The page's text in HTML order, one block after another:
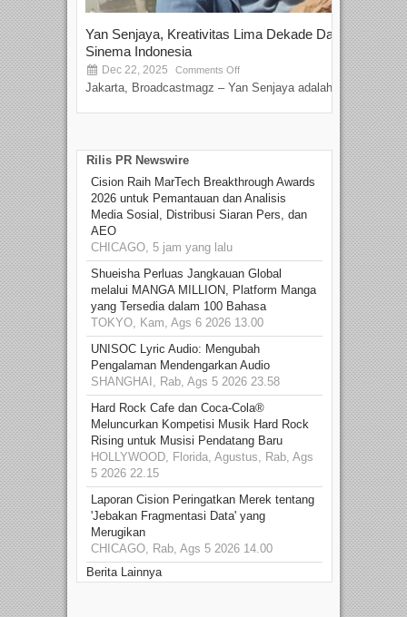
Yan Senjaya, Kreativitas Lima Dekade Dalam
Sinema Indonesia
Dec 22, 2025 Comments Off
Jakarta, Broadcastmagz – Yan Senjaya adalah...
Rilis PR Newswire
Cision Raih MarTech Breakthrough Awards
2026 untuk Pemantauan dan Analisis
Media Sosial, Distribusi Siaran Pers, dan
AEO
CHICAGO, 5 jam yang lalu
Shueisha Perluas Jangkauan Global
melalui MANGA MILLION, Platform Manga
yang Tersedia dalam 100 Bahasa
TOKYO, Kam, Ags 6 2026 13.00
UNISOC Lyric Audio: Mengubah
Pengalaman Mendengarkan Audio
SHANGHAI, Rab, Ags 5 2026 23.58
Hard Rock Cafe dan Coca-Cola®
Meluncurkan Kompetisi Musik Hard Rock
Rising untuk Musisi Pendatang Baru
HOLLYWOOD, Florida, Agustus, Rab, Ags
5 2026 22.15
Laporan Cision Peringatkan Merek tentang
'Jebakan Fragmentasi Data' yang
Merugikan
CHICAGO, Rab, Ags 5 2026 14.00
Berita Lainnya